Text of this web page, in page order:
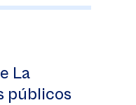
La
públicos